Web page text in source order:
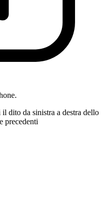
dito da sinistra a destra dello
precedenti